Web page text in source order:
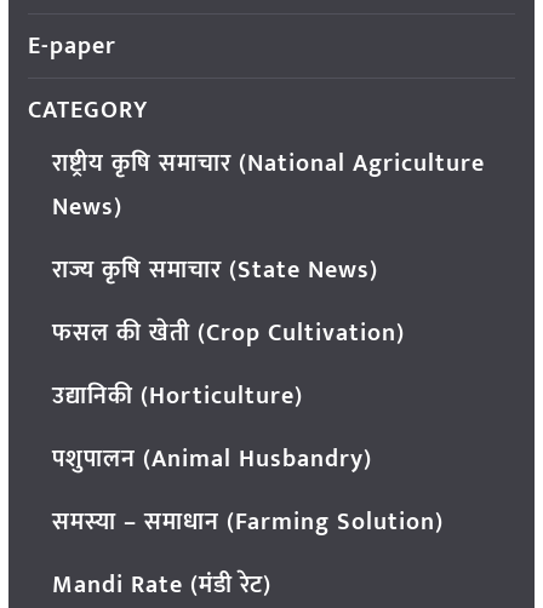
E-paper
CATEGORY
राष्ट्रीय कृषि समाचार (National Agriculture
News)
राज्य कृषि समाचार (State News)
फसल की खेती (Crop Cultivation)
उद्यानिकी (Horticulture)
पशुपालन (Animal Husbandry)
समस्या – समाधान (Farming Solution)
Mandi Rate (मंडी रेट)